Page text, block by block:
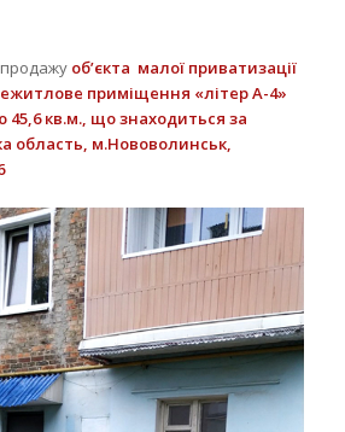
об’єкта малої приватизації
приміщення «літер А-4»
кв.м., що знаходиться за
область, м.Нововолинськ,